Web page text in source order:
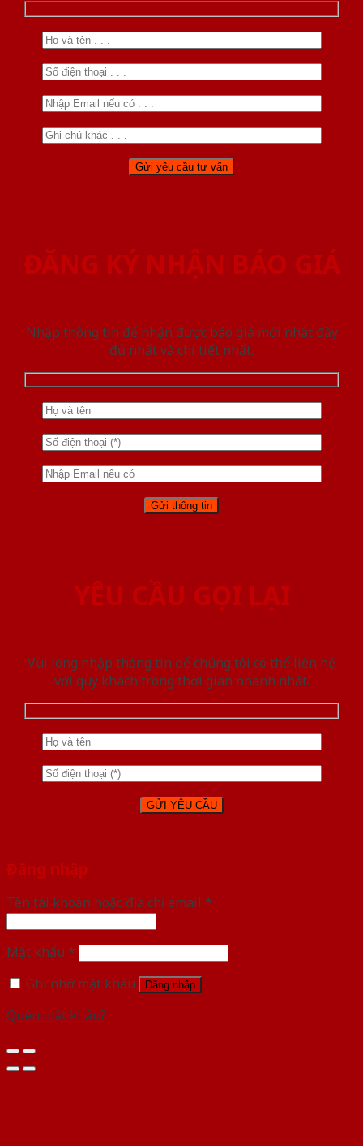
ĐĂNG KÝ NHẬN BÁO GIÁ
Nhập thông tin để nhận được báo giá mới nhât đầy
đủ nhất và chi tiết nhất.
YÊU CẦU GỌI LẠI
Vui lòng nhập thông tin để chúng tôi có thể liên hệ
với quý khách trong thời gian nhanh nhất.
Đăng nhập
Tên tài khoản hoặc địa chỉ email *
Mật khẩu *
Ghi nhớ mật khẩu
Đăng nhập
Quên mật khẩu?